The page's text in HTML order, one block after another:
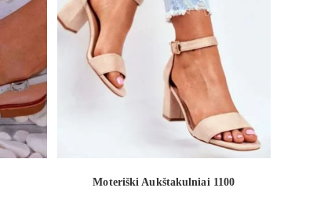
Moteriški Aukštakulniai 1100